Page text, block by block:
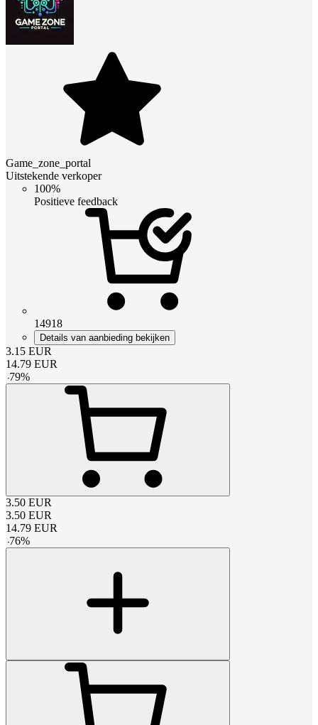
Game_zone_portal
Uitstekende verkoper
100%
Positieve feedback
14918
Details van aanbieding bekijken
3.15 EUR
14.79 EUR
-79%
3.50 EUR
3.50 EUR
14.79 EUR
-76%